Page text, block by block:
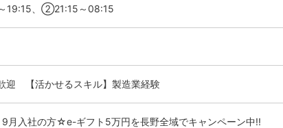
、②21:15～08:15
迎 【活かせるスキル】製造業経験
9月入社の方☆e-ギフト5万円を長野全域でキャンペーン中!!